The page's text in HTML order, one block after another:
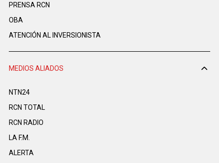
PRENSA RCN
OBA
ATENCIÓN AL INVERSIONISTA
MEDIOS ALIADOS
NTN24
RCN TOTAL
RCN RADIO
LA F.M.
ALERTA